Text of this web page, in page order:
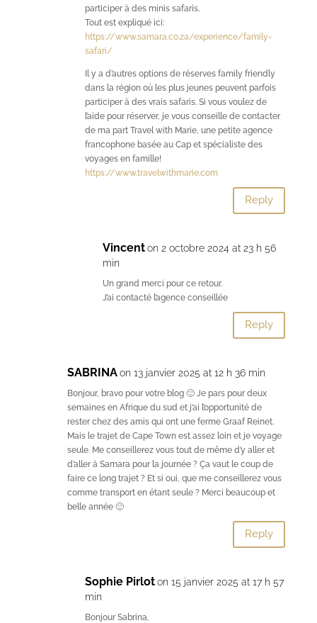
participer à des minis safaris.
Tout est expliqué ici:
https://www.samara.co.za/experience/family-
safari/
Il y a d’autres options de réserves family friendly
dans la région où les plus jeunes peuvent parfois
participer à des vrais safaris. Si vous voulez de
l’aide pour réserver, je vous conseille de contacter
de ma part Travel with Marie, une petite agence
francophone basée au Cap et spécialiste des
voyages en famille!
https://www.travelwithmarie.com
Reply
Vincent on 2 octobre 2024 at 23 h 56
min
Un grand merci pour ce retour.
J’ai contacté l’agence conseillée
Reply
SABRINA on 13 janvier 2025 at 12 h 36 min
Bonjour, bravo pour votre blog 🙂 Je pars pour deux
semaines en Afrique du sud et j’ai l’opportunité de
rester chez des amis qui ont une ferme Graaf Reinet.
Mais le trajet de Cape Town est assez loin et je voyage
seule. Me conseillerez vous tout de même d’y aller et
d’aller à Samara pour la journée ? Ça vaut le coup de
faire ce long trajet ? Et si oui, que me conseillerez vous
comme transport en étant seule ? Merci beaucoup et
belle année 🙂
Reply
Sophie Pirlot on 15 janvier 2025 at 17 h 57
min
Bonjour Sabrina,